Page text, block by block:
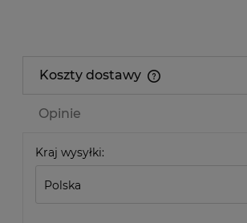
Koszty dostawy
Opinie
Kraj wysyłki: